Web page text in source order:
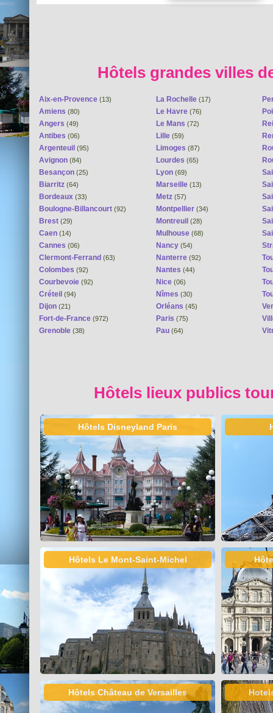
Hôtels grandes villes
Aix-en-Provence (13)
Amiens (80)
Angers (49)
Antibes (06)
Argenteuil (95)
Avignon (84)
Besançon (25)
Biarritz (64)
Bordeaux (33)
Boulogne-Billancourt (92)
Brest (29)
Caen (14)
Cannes (06)
Clermont-Ferrand (63)
Colombes (92)
Courbevoie (92)
Créteil (94)
Dijon (21)
Fort-de-France (972)
Grenoble (38)
La Rochelle (17)
Le Havre (76)
Le Mans (72)
Lille (59)
Limoges (87)
Lourdes (65)
Lyon (69)
Marseille (13)
Metz (57)
Montpellier (34)
Montreuil (28)
Mulhouse (68)
Nancy (54)
Nanterre (92)
Nantes (44)
Nice (06)
Nîmes (30)
Orléans (45)
Paris (75)
Pau (64)
Hôtels lieux publics
Hôtels Disneyland Paris
Hôtels Le Mont-Saint-Michel
Hôtels Château de Versailles